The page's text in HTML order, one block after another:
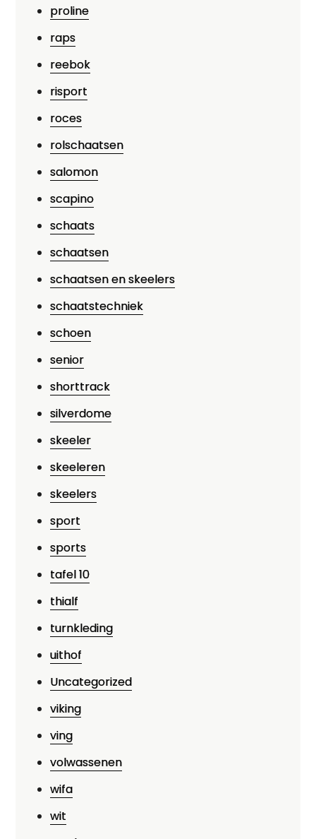
proline
raps
reebok
risport
roces
rolschaatsen
salomon
scapino
schaats
schaatsen
schaatsen en skeelers
schaatstechniek
schoen
senior
shorttrack
silverdome
skeeler
skeeleren
skeelers
sport
sports
tafel 10
thialf
turnkleding
uithof
Uncategorized
viking
ving
volwassenen
wifa
wit